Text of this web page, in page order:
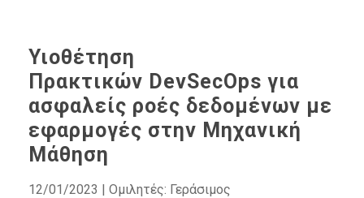
Υιοθέτηση
Πρακτικών DevSecOps για
ασφαλείς ροές δεδομένων με
εφαρμογές στην Μηχανική
Μάθηση
12/01/2023 | Ομιλητές: Γεράσιμος